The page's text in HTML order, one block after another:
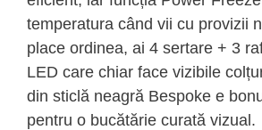
temperatura când vii cu provizii
place ordinea, ai 4 sertare + 3
LED care chiar face vizibile
din sticlă neagră Bespoke e
pentru o bucătărie curată vizual.